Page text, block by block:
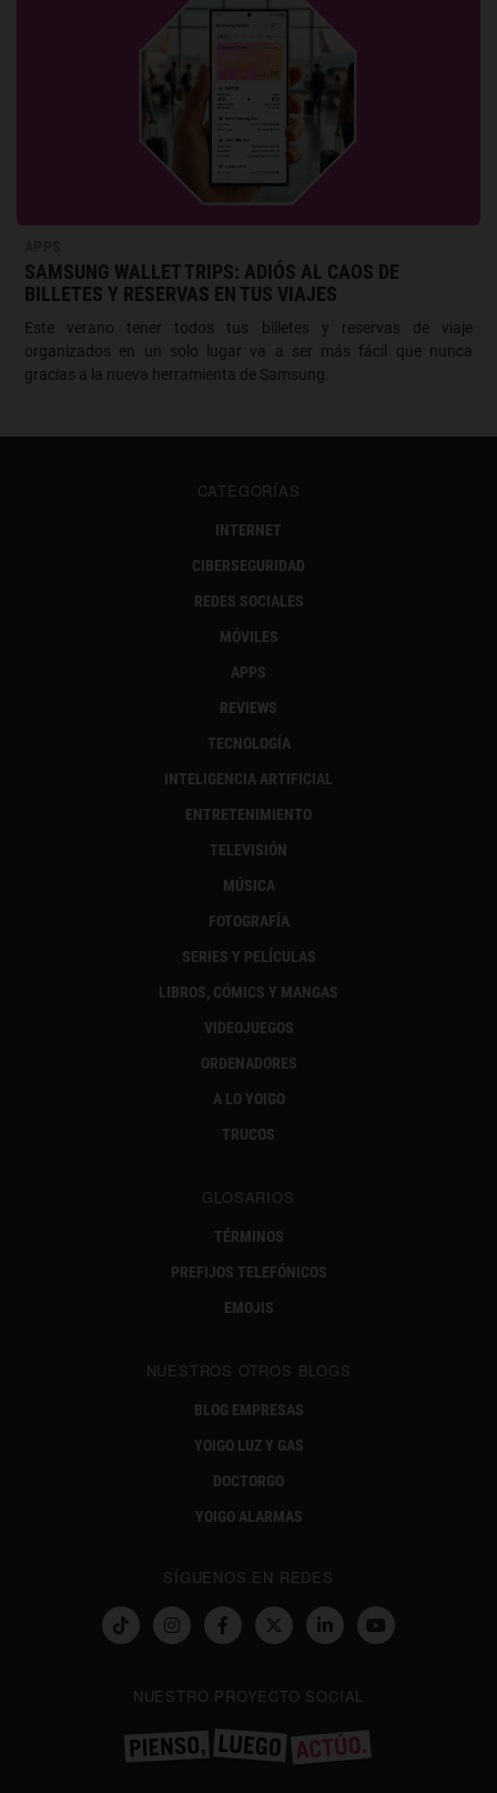
SAMSUNG WALLET TRIPS: ADIÓS AL CAOS DE
BILLETES Y RESERVAS EN TUS VIAJES
Este verano tener todos tus billetes y reservas de viaje
organizados en un solo lugar va a ser más fácil que nunca
gracias a la nueva herramienta de Samsung.
CATEGORÍAS
INTERNET
CIBERSEGURIDAD
REDES SOCIALES
MÓVILES
APPS
REVIEWS
TECNOLOGÍA
INTELIGENCIA ARTIFICIAL
ENTRETENIMIENTO
TELEVISIÓN
MÚSICA
FOTOGRAFÍA
SERIES Y PELÍCULAS
LIBROS, CÓMICS Y MANGAS
VIDEOJUEGOS
ORDENADORES
A LO YOIGO
TRUCOS
GLOSARIOS
TÉRMINOS
PREFIJOS TELEFÓNICOS
EMOJIS
NUESTROS OTROS BLOGS
BLOG EMPRESAS
YOIGO LUZ Y GAS
DOCTORGO
YOIGO ALARMAS
SÍGUENOS EN REDES
NUESTRO PROYECTO SOCIAL